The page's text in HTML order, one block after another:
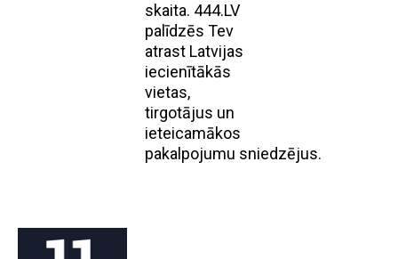
skaita. 444.LV
palīdzēs Tev
atrast Latvijas
iecienītākās
vietas,
tirgotājus un
ieteicamākos
pakalpojumu sniedzējus.